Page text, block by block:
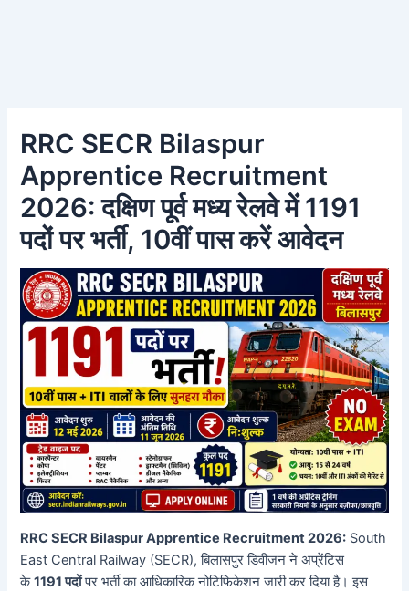
RRC SECR Bilaspur
Apprentice Recruitment
2026: दक्षिण पूर्व मध्य रेलवे में 1191
पदों पर भर्ती, 10वीं पास करें आवेदन
RRC SECR Bilaspur Apprentice Recruitment 2026: South
East Central Railway (SECR), बिलासपुर डिवीजन ने अप्रेंटिस
के1191 पदोंपर भर्ती का आधिकारिक नोटिफिकेशन जारी कर दिया है। इस